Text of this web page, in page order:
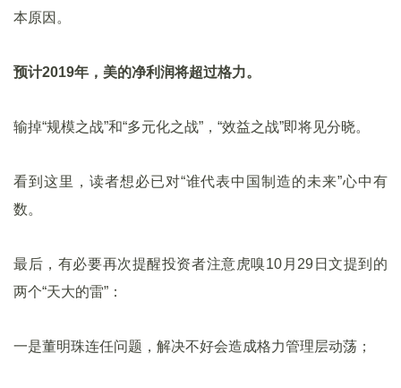
本原因。
预计2019年，美的净利润将超过格力。
输掉“规模之战”和“多元化之战”，“效益之战”即将见分晓。
看到这里，读者想必已对“谁代表中国制造的未来”心中有
数。
最后，有必要再次提醒投资者注意虎嗅10月29日文提到的
两个“天大的雷”：
一是董明珠连任问题，解决不好会造成格力管理层动荡；